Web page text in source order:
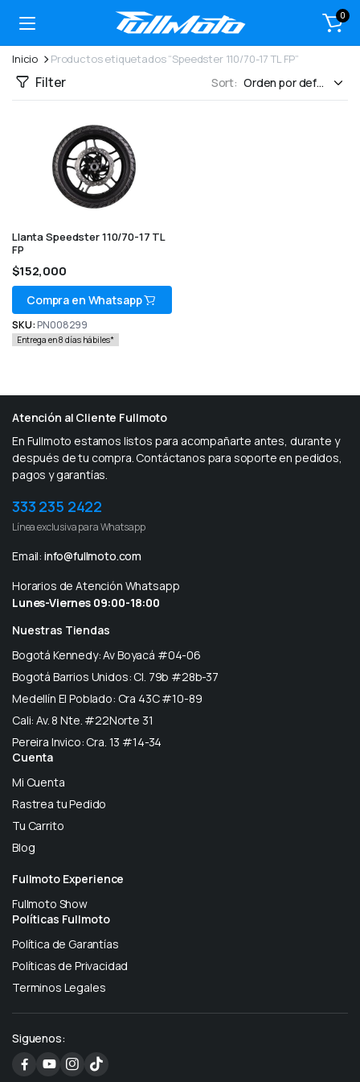
0
Inicio Productos etiquetados “Speedster 110/70-17 TL FP”
Filter Sort:
Llanta Speedster 110/70-17 TL
FP
$152,000
Compra en Whatsapp
SKU: PN008299
Entrega en 8 días hábiles*
Atención al Cliente Fullmoto
En Fullmoto estamos listos para acompañarte antes, durante y
después de tu compra. Contáctanos para soporte en pedidos,
pagos y garantías.
333 235 2422
Línea exclusiva para Whatsapp
Email: info@fullmoto.com
Horarios de Atención Whatsapp
Lunes-Viernes 09:00-18:00
Nuestras Tiendas
Bogotá Kennedy: Av Boyacá #04-06
Bogotá Barrios Unidos: Cl. 79b #28b-37
Medellín El Poblado: Cra 43C #10-89
Cali: Av. 8 Nte. #22Norte 31
Pereira Invico: Cra. 13 #14-34
Cuenta
Mi Cuenta
Rastrea tu Pedido
Tu Carrito
Blog
Fullmoto Experience
Fullmoto Show
Políticas Fullmoto
Política de Garantías
Políticas de Privacidad
Terminos Legales
Siguenos: